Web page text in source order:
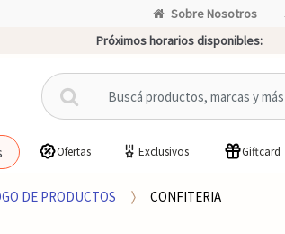
Sobre Nosotros
Próximos horarios disponibles:
B
u
c
r
Ofertas Exclusivos Giftcard
DE PRODUCTOS CONFITERIA